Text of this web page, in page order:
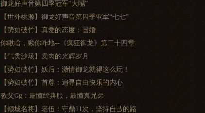
御龙好声音第四季冠军“大嘴”
【世外桃源】御龙好声音第四季亚军“七七”
【势如破竹】真爱的态度：国婚
你瞅啥，瞅你咋地--《疯狂御龙》第二十四章
【气贯沙场】卖肉的光辉岁月
【势如破竹】妖后：激情御龙就得这么玩！
【势如破竹】首尊：追寻自由快乐的内心
教父Gg：最懂经典服，最懂真兄弟
【倾城名将】老伍：守鼎11次，坚持自己的路